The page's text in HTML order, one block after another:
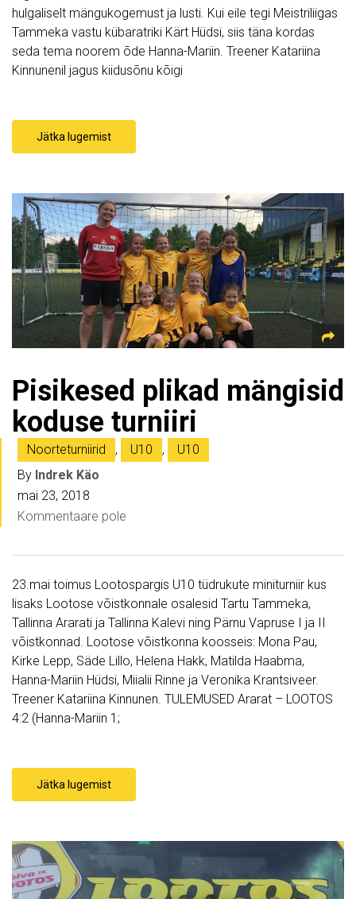
hulgaliselt mängukogemust ja lusti. Kui eile tegi Meistriliigas
Tammeka vastu kübaratriki Kärt Hüdsi, siis täna kordas
seda tema noorem õde Hanna-Mariin. Treener Katariina
Kinnunenil jagus kiidusõnu kõigi
Jätka lugemist
Pisikesed plikad mängisid
koduse turniiri
Noorteturniirid , U10 ,
U10
By Indrek Käo
mai 23, 2018
Kommentaare pole
23.mai toimus Lootospargis U10 tüdrukute miniturniir kus
lisaks Lootose võistkonnale osalesid Tartu Tammeka,
Tallinna Ararati ja Tallinna Kalevi ning Pärnu Vapruse I ja II
võistkonnad. Lootose võistkonna koosseis: Mona Pau,
Kirke Lepp, Säde Lillo, Helena Hakk, Matilda Haabma,
Hanna-Mariin Hüdsi, Miialii Rinne ja Veronika Krantsiveer.
Treener Katariina Kinnunen. TULEMUSED Ararat – LOOTOS
4:2 (Hanna-Mariin 1;
Jätka lugemist